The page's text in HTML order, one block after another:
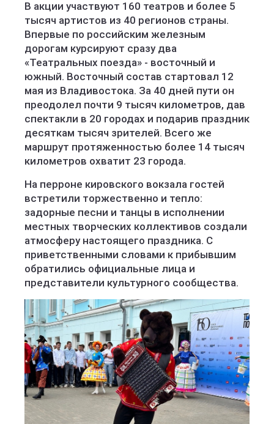
В акции участвуют 160 театров и более 5
тысяч артистов из 40 регионов страны.
Впервые по российским железным
дорогам курсируют сразу два
«Театральных поезда» - восточный и
южный. Восточный состав стартовал 12
мая из Владивостока. За 40 дней пути он
преодолел почти 9 тысяч километров, дав
спектакли в 20 городах и подарив праздник
десяткам тысяч зрителей. Всего же
маршрут протяженностью более 14 тысяч
километров охватит 23 города.
На перроне кировского вокзала гостей
встретили торжественно и тепло:
задорные песни и танцы в исполнении
местных творческих коллективов создали
атмосферу настоящего праздника. С
приветственными словами к прибывшим
обратились официальные лица и
представители культурного сообщества.